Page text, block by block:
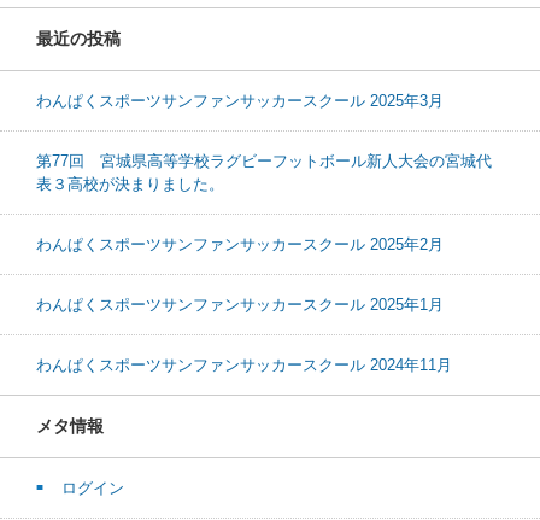
最近の投稿
わんぱくスポーツサンファンサッカースクール 2025年3月
第77回 宮城県高等学校ラグビーフットボール新人大会の宮城代
表３高校が決まりました。
わんぱくスポーツサンファンサッカースクール 2025年2月
わんぱくスポーツサンファンサッカースクール 2025年1月
わんぱくスポーツサンファンサッカースクール 2024年11月
メタ情報
ログイン